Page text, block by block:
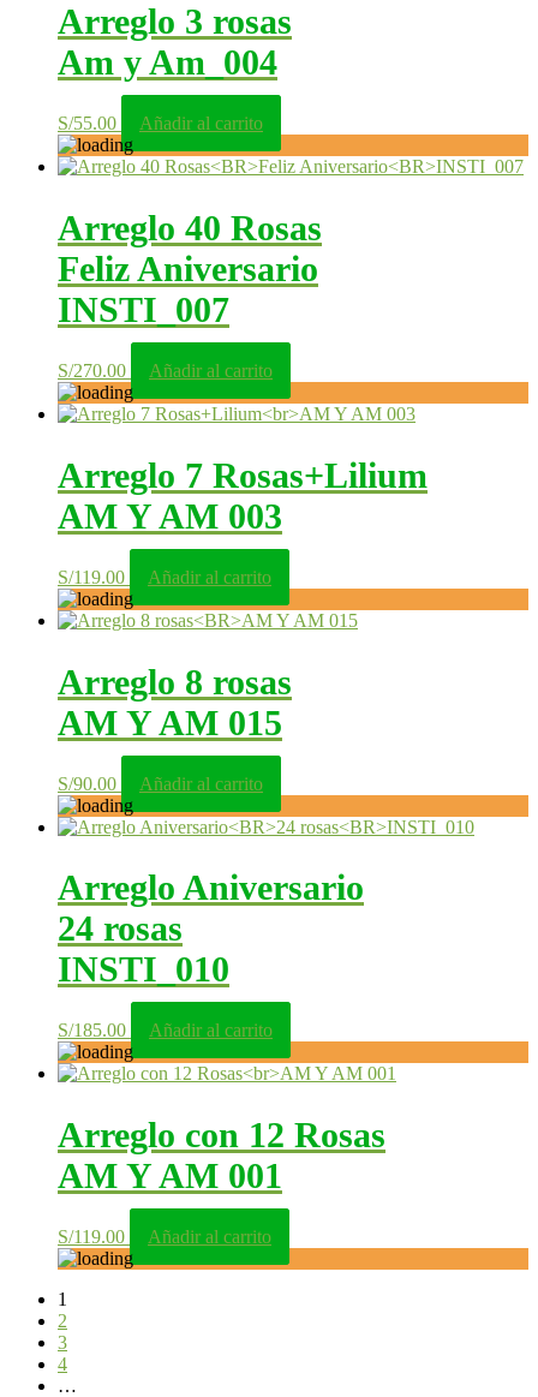
Arreglo 3 rosas
Am y Am_004
S/55.00 Añadir al carrito
Arreglo 40 Rosas
Feliz Aniversario
INSTI_007
S/270.00 Añadir al carrito
Arreglo 7 Rosas+Lilium
AM Y AM 003
S/119.00 Añadir al carrito
Arreglo 8 rosas
AM Y AM 015
S/90.00 Añadir al carrito
Arreglo Aniversario
24 rosas
INSTI_010
S/185.00 Añadir al carrito
Arreglo con 12 Rosas
AM Y AM 001
S/119.00 Añadir al carrito
1
2
3
4
…